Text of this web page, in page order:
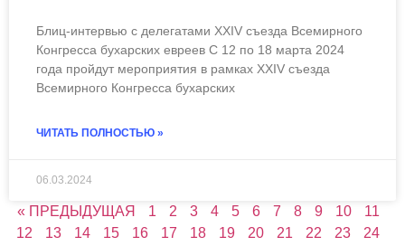
Блиц-интервью с делегатами XXIV съезда Всемирного
Конгресса бухарских евреев С 12 по 18 марта 2024
года пройдут мероприятия в рамках XXIV съезда
Всемирного Конгресса бухарских
ЧИТАТЬ ПОЛНОСТЬЮ »
06.03.2024
« ПРЕДЫДУЩАЯ 1 2 3 4 5 6 7 8 9 10
11
12
13 14 15 16 17 18 19 20 21 22 23
24